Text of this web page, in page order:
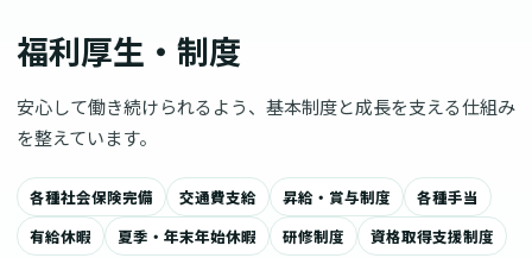
福利厚生・制度
安心して働き続けられるよう、基本制度と成長を支える仕組み
を整えています。
各種社会保険完備 交通費支給 昇給・賞与制度
各種手当
有給休暇
夏季・年末年始休暇 研修制度 資格取得支援制度